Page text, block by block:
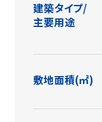
建築タイプ/
主要用途
敷地面積(㎡)